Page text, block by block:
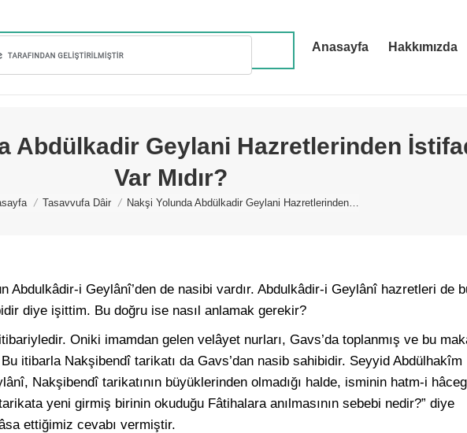
Anasayfa Hakkımızda
Abdülkadir Geylani Hazretlerinden
Var Mıdır?
are here:Tasavvufa Dâir Nakşi Yolunda Abdülkadir Geylani Hazretlerinden…
Abdulkâdir-i Geylânî’den de nasibi vardır. Abdulkâdir-i Geylânî hazretleri de
diye işittim. Bu doğru ise nasıl anlamak gerekir?
Oniki imamdan gelen velâyet nurları, Gavs’da toplanmış ve bu
itibarla Nakşibendî tarikatı da Gavs’dan nasib sahibidir. Seyyid Abdülhakîm
Nakşibendî tarikatının büyüklerinden olmadığı halde, isminin hatm-i
yeni girmiş birinin okuduğu Fâtihalara anılmasının sebebi nedir?” diye
ettiğimiz cevabı vermiştir.